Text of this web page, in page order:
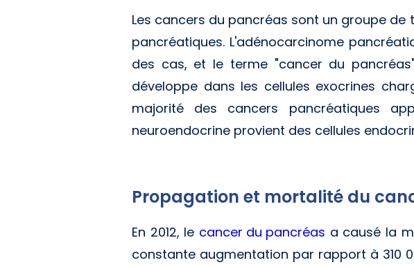
Les cancers du pancréas sont un groupe
pancréatiques. L'adénocarcinome
des cas, et le terme "cancer du
développe dans les cellules exocrines
majorité des cancers pancréatiques
neuroendocrine provient des cellules
Propagation et mortalité du
En 2012, le cancer du pancréas a causé la
constante augmentation par rapport à 310